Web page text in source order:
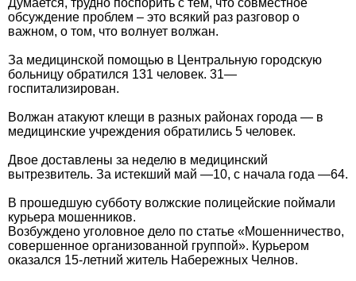
Думается, трудно поспорить с тем, что совместное
обсуждение проблем – это всякий раз разговор о
важном, о том, что волнует волжан.
За медицинской помощью в Центральную городскую
больницу обратился 131 человек. 31—
госпитализирован.
Волжан атакуют клещи в разных районах города — в
медицинские учреждения обратились 5 человек.
Двое доставлены за неделю в медицинский
вытрезвитель. За истекший май —10, с начала года —64.
В прошедшую субботу волжские полицейские поймали
курьера мошенников.
Возбуждено уголовное дело по статье «Мошенничество,
совершенное организованной группой». Курьером
оказался 15-летний житель Набережных Челнов.